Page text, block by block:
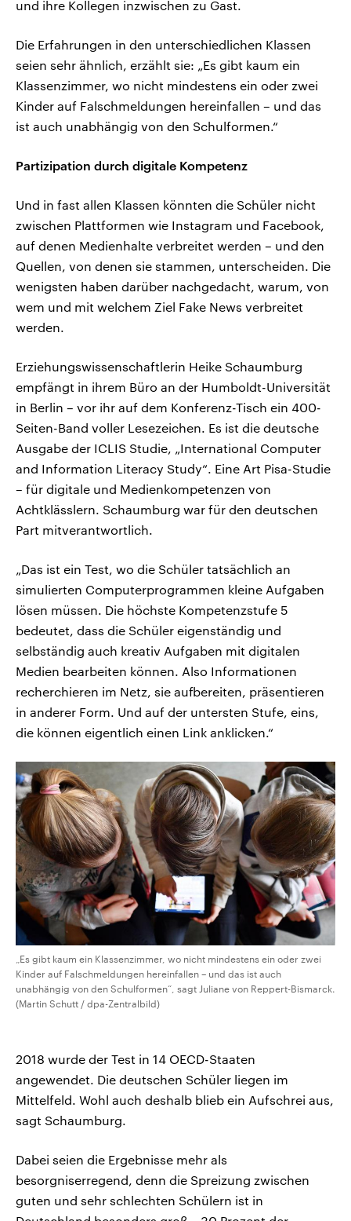
und ihre Kollegen inzwischen zu Gast.
Die Erfahrungen in den unterschiedlichen Klassen
seien sehr ähnlich, erzählt sie: „Es gibt kaum ein
Klassenzimmer, wo nicht mindestens ein oder zwei
Kinder auf Falschmeldungen hereinfallen – und das
ist auch unabhängig von den Schulformen.“
Partizipation durch digitale Kompetenz
Und in fast allen Klassen könnten die Schüler nicht
zwischen Plattformen wie Instagram und Facebook,
auf denen Medienhalte verbreitet werden – und den
Quellen, von denen sie stammen, unterscheiden. Die
wenigsten haben darüber nachgedacht, warum, von
wem und mit welchem Ziel Fake News verbreitet
werden.
Erziehungswissenschaftlerin Heike Schaumburg
empfängt in ihrem Büro an der Humboldt-Universität
in Berlin – vor ihr auf dem Konferenz-Tisch ein 400-
Seiten-Band voller Lesezeichen. Es ist die deutsche
Ausgabe der ICLIS Studie, „International Computer
and Information Literacy Study“. Eine Art Pisa-Studie
– für digitale und Medienkompetenzen von
Achtklässlern. Schaumburg war für den deutschen
Part mitverantwortlich.
„Das ist ein Test, wo die Schüler tatsächlich an
simulierten Computerprogrammen kleine Aufgaben
lösen müssen. Die höchste Kompetenzstufe 5
bedeutet, dass die Schüler eigenständig und
selbständig auch kreativ Aufgaben mit digitalen
Medien bearbeiten können. Also Informationen
recherchieren im Netz, sie aufbereiten, präsentieren
in anderer Form. Und auf der untersten Stufe, eins,
die können eigentlich einen Link anklicken.“
„Es gibt kaum ein Klassenzimmer, wo nicht mindestens ein oder zwei
Kinder auf Falschmeldungen hereinfallen – und das ist auch
unabhängig von den Schulformen“, sagt Juliane von Reppert-Bismarck.
(Martin Schutt / dpa-Zentralbild)
2018 wurde der Test in 14 OECD-Staaten
angewendet. Die deutschen Schüler liegen im
Mittelfeld. Wohl auch deshalb blieb ein Aufschrei aus,
sagt Schaumburg.
Dabei seien die Ergebnisse mehr als
besorgniserregend, denn die Spreizung zwischen
guten und sehr schlechten Schülern ist in